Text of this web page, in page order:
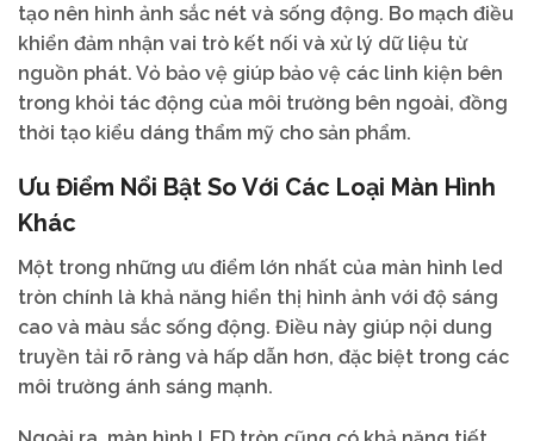
tạo nên hình ảnh sắc nét và sống động. Bo mạch điều
khiển đảm nhận vai trò kết nối và xử lý dữ liệu từ
nguồn phát. Vỏ bảo vệ giúp bảo vệ các linh kiện bên
trong khỏi tác động của môi trường bên ngoài, đồng
thời tạo kiểu dáng thẩm mỹ cho sản phẩm.
Ưu Điểm Nổi Bật So Với Các Loại Màn Hình
Khác
Một trong những ưu điểm lớn nhất của màn hình led
tròn chính là khả năng hiển thị hình ảnh với độ sáng
cao và màu sắc sống động. Điều này giúp nội dung
truyền tải rõ ràng và hấp dẫn hơn, đặc biệt trong các
môi trường ánh sáng mạnh.